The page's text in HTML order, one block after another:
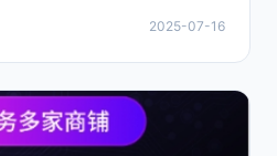
2025-07-16